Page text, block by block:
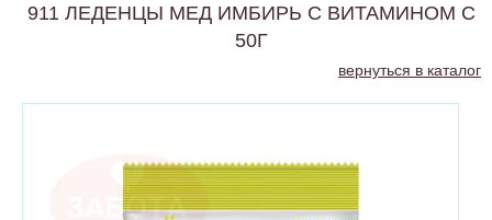
911 ЛЕДЕНЦЫ МЕД ИМБИРЬ С ВИТАМИНОМ С
50Г
вернуться в каталог